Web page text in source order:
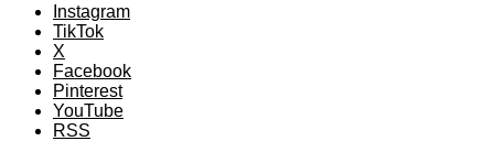
Instagram
TikTok
X
Facebook
Pinterest
YouTube
RSS